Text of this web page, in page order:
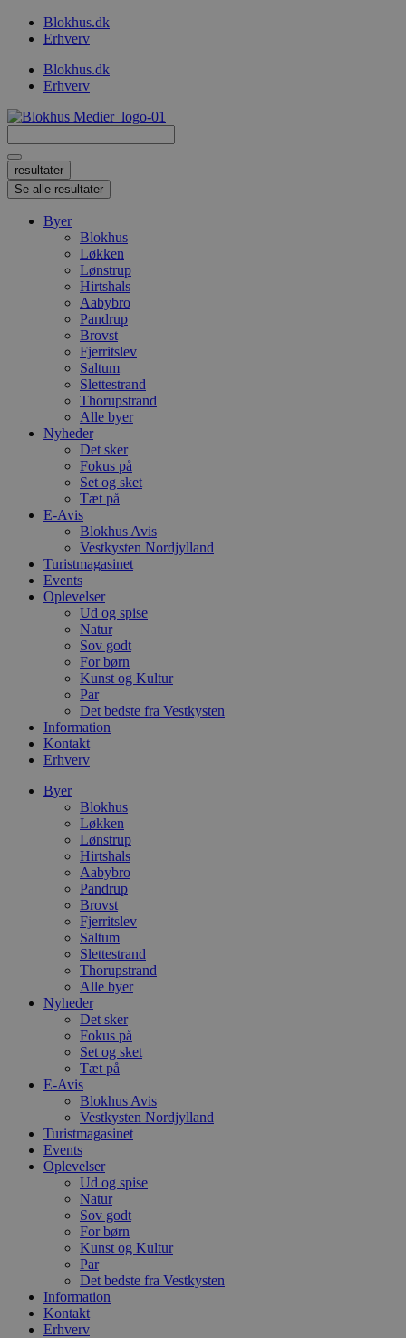
VidereBlokhus.dk
Erhverv
Blokhus.dk
Erhverv
...
resultater
Se alle resultater
Byer
Blokhus
Løkken
Lønstrup
Hirtshals
Aabybro
Pandrup
Brovst
Fjerritslev
Saltum
Slettestrand
Thorupstrand
Alle byer
Nyheder
Det sker
Fokus på
Set og sket
Tæt på
E-Avis
Blokhus Avis
Vestkysten Nordjylland
Turistmagasinet
Events
Oplevelser
Ud og spise
Natur
Sov godt
For børn
Kunst og Kultur
Par
Det bedste fra Vestkysten
Information
Kontakt
Erhverv
Byer
Blokhus
Løkken
Lønstrup
Hirtshals
Aabybro
Pandrup
Brovst
Fjerritslev
Saltum
Slettestrand
Thorupstrand
Alle byer
Nyheder
Det sker
Fokus på
Set og sket
Tæt på
E-Avis
Blokhus Avis
Vestkysten Nordjylland
Turistmagasinet
Events
Oplevelser
Ud og spise
Natur
Sov godt
For børn
Kunst og Kultur
Par
Det bedste fra Vestkysten
Information
Kontakt
Erhverv